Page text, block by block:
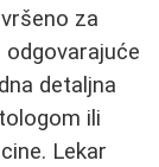
za
odgovarajuće
detaljna
ili
Lekar